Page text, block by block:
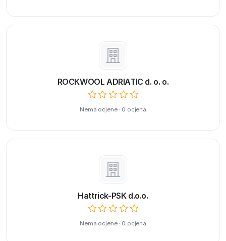
ROCKWOOL ADRIATIC d. o. o.
Nema ocjene · 0 ocjena
Hattrick-PSK d.o.o.
Nema ocjene · 0 ocjena